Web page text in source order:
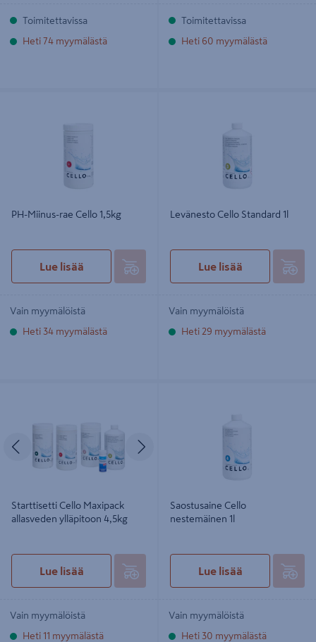
Toimitettavissa
Heti 74 myymälästä
Toimitettavissa
Heti 60 myymälästä
PH-Miinus-rae Cello 1,5kg
Lue lisää
Vain myymälöistä
Heti 34 myymälästä
Levänesto Cello Standard 1l
Lue lisää
Vain myymälöistä
Heti 29 myymälästä
Edellinen
Starttisetti Cello Maxipack
allasveden ylläpitoon 4,5kg
Lue lisää
Vain myymälöistä
Heti 11 myymälästä
Saostusaine Cello
nestemäinen 1l
Lue lisää
Vain myymälöistä
Heti 30 myymälästä